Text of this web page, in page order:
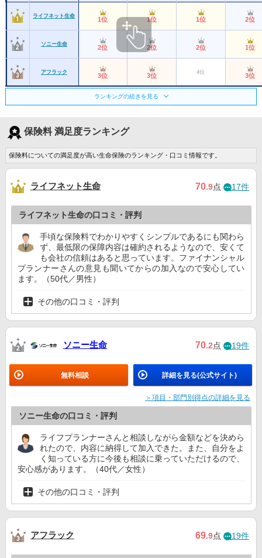
ライフネット生命 1位 1位 1位 2位
ソニー生命 2位 2位 2位 1位
アフラック 3位 3位 4位 3位
5位 4位
命
4位
チューリッヒ生命 9位 9位 8位
アクサ生命 7位 ー 6位
しん生命
6位
FWD生命 14位 ー ー
SBI生命 22位 ー ー
メットライフ生命 10位
ランキングの続きを見る
保険料 満足度ランキング
保険料についての満足度が高い生命保険のランキング・口コミ情報です。
ライフネット生命 70.9点 17件
ライフネット生命の口コミ・評判
手頃な保険料でわかりやすくシンプルであるにも関わら
ず、最低限の保障内容は確約されるようなので、安くて
も会社の信頼はあると思っています。ファイナンシャル
プランナーさんの意見も聞いてからの加入なので安心してい
ます。（50代／男性）
その他の口コミ・評判
ソニー生命 70.2点 19件
無料相談 詳細を見る(公式サイト)
＞項目・部門別得点の詳細を見る
ソニー生命の口コミ・評判
ライフプランナーさんと相談しながら金額などを決めら
れたので、内容に納得して加入できた。また、自分をよ
く知っている方に今後も相談に乗っていただけるので、
安心感があります。（40代／女性）
その他の口コミ・評判
アフラック 69.9点 19件